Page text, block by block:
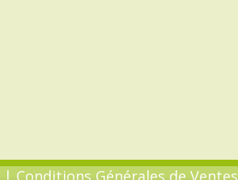
| Conditions Générales de Ventes